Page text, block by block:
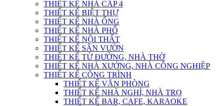
THIẾT KẾ NHÀ CẤP 4
THIẾT KẾ BIỆT THỰ
THIẾT KẾ NHÀ ỐNG
THIẾT KẾ NHÀ PHỐ
THIẾT KẾ NỘI THẤT
THIẾT KẾ SÂN VƯỜN
THIẾT KẾ TỪ ĐƯỜNG, NHÀ THỜ
THIẾT KẾ NHÀ XƯỞNG, NHÀ CÔNG NGHIỆP
THIẾT KẾ CÔNG TRÌNH
THIẾT KẾ VĂN PHÒNG
THIẾT KẾ NHÀ NGHỈ, NHÀ TRỌ
THIẾT KẾ BAR, CAFE, KARAOKE